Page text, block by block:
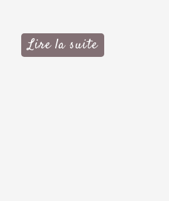
Lire la suite